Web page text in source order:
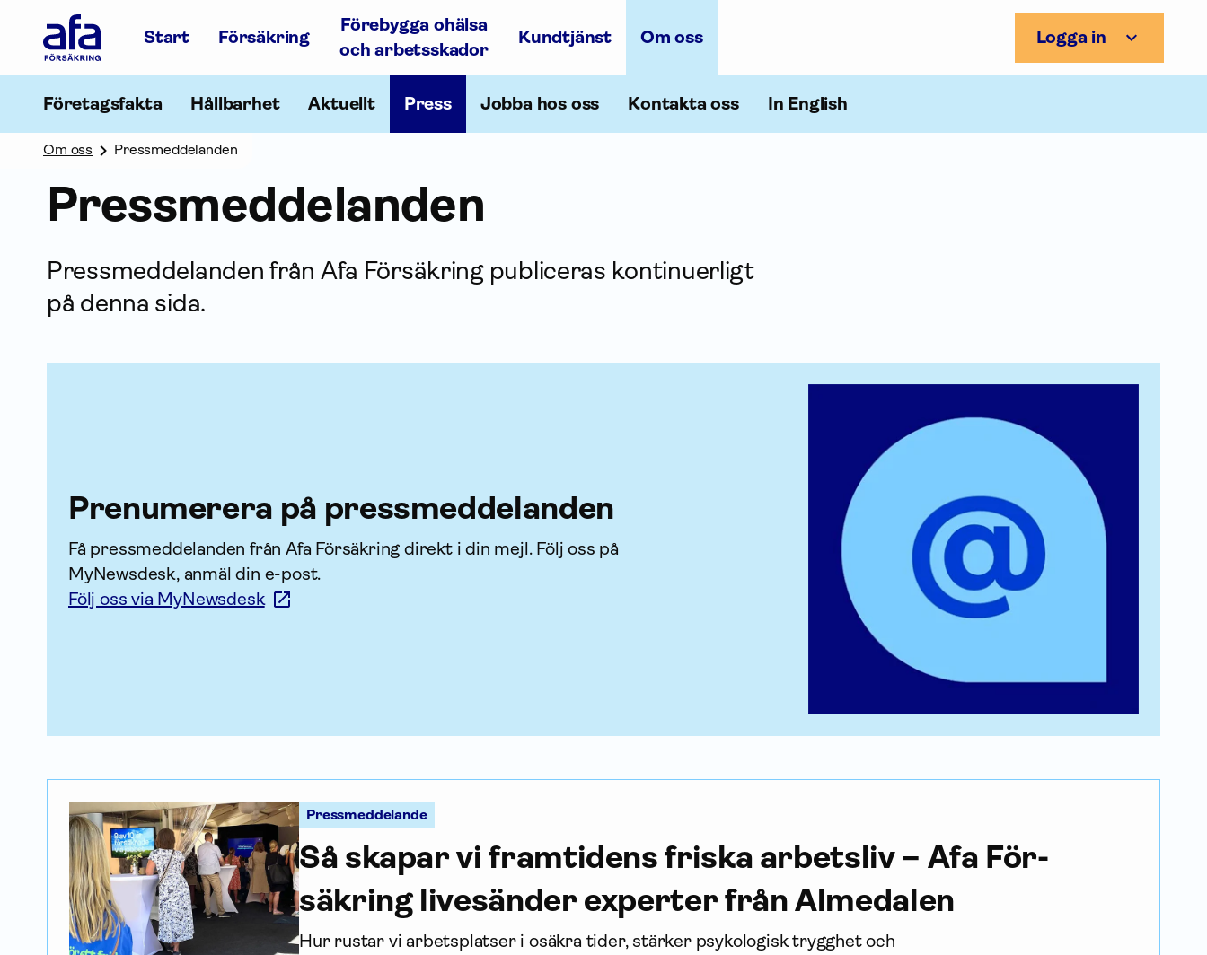
Försäkring
Gå
startsidan
Start Försäkring
Förebygga ohälsa
och arbetsskador
Kundtjänst Om oss Logga in
Företagsfakta Hållbarhet Aktuellt Press Jobba hos oss Kontakta oss In English
Om oss Pressmeddelanden
Press­meddelanden
Press­meddelanden från Afa För­säkring publiceras kontinuerligt
på denna sida.
Prenumerera på press­meddelanden
Få press­meddelanden från Afa För­säkring direkt i din mejl. Följ oss på
MyNewsdesk, anmäl din e-post.
Följ oss via MyNewsdesk
Pressmeddelande
Så skapar vi framtidens friska arbetsliv – Afa För­
säkring livesänder experter från Almedalen
Hur rustar vi arbetsplatser i osäkra tider, stärker psykologisk trygghet och